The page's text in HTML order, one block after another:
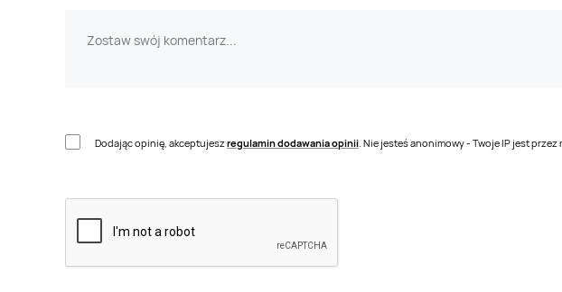
Dodając opinię, akceptujeszregulamin dodawania opinii . Nie jesteś anonimowy - Twoje IP jest przez